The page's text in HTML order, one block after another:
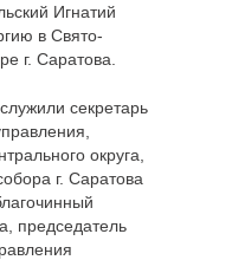
Игнатий
в Свято-
г. Саратова.
секретарь
округа,
г. Саратова
председатель